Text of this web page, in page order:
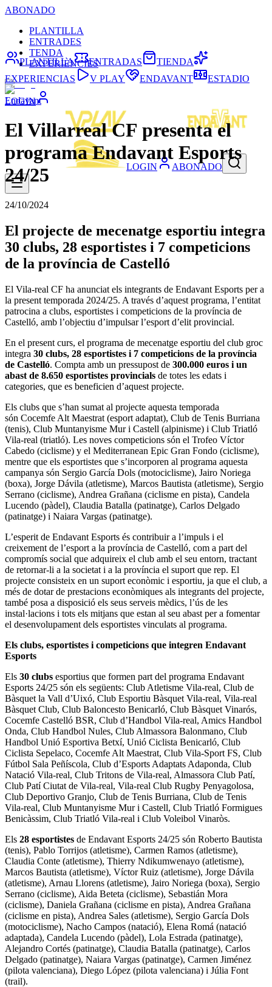
ABONADO
PLANTILLA
ENTRADES
TENDA
EXPERIÈNCIES
LOGIN
LOGIN ABONADO
PLANTILLA ENTRADAS
TIENDA
EXPERIENCIAS
V PLAY ENDAVANT ESTADIO
Endavant
El Villarreal CF presenta el
programa Endavant Esports
24/25
24/10/2024
El projecte de mecenatge esportiu integra
30 clubs, 28 esportistes i 7 competicions
de la província de Castelló
El Vila-real CF ha anunciat els integrants de Endavant Esports per a
la present temporada 2024/25. A través d’aquest programa, l’entitat
patrocina a clubs, esportistes i competicions de la província de
Castelló, amb l’objectiu d’impulsar l’esport d’elit provincial.
En el present curs, el programa de mecenatge esportiu del club groc
integra 30 clubs, 28 esportistes i 7 competicions de la província
de Castelló. Compta amb un pressupost de 300.000 euros i un
abast de 8.650 esportistes provincials de totes les edats i
categories, que es beneficien d’aquest projecte.
Els clubs que s’han sumat al projecte aquesta temporada
són Cocemfe Alt Maestrat (esport adaptat), Club de Tenis Burriana
(tenis), Club Muntanyisme Mur i Castell (alpinisme) i Club Triatló
Vila-real (triatló). Les noves competicions són el Trofeo Víctor
Cabedo (ciclisme) y el Mediterranean Epic Gran Fondo (ciclisme),
mentre que els esportistes que s’incorporen al programa aquesta
campanya són Sergio García Dols (motociclisme), Jairo Noriega
(boxa), Jorge Dávila (atletisme), Marcos Bautista (atletisme), Sergio
Serrano (ciclisme), Andrea Grañana (ciclisme en pista), Candela
Lucendo (pàdel), Claudia Batalla (patinatge), Carlos Delgado
(patinatge) i Naiara Vargas (patinatge).
L’esperit de Endavant Esports és contribuir a l’impuls i el
creixement de l’esport a la província de Castelló, com a part del
compromís social que adquireix el club amb el seu entorn, tractant
de retornar-li a la societat i a la província el suport que rep. El
projecte consisteix en un suport econòmic i esportiu, ja que el club, a
més de dotar de prestacions econòmiques als integrants del projecte,
també posa a disposició els seus serveis mèdics, l’ús de les
instal·lacions i tots els mitjans que estan al seu abast per a fomentar
el desenvolupament dels esportistes vinculats al programa.
Els clubs, esportistes i competicions que integren Endavant
Esports
Els 30 clubs esportius que formen part del programa Endavant
Esports 24/25 són els següents: Club Atletisme Vila-real, Club de
Bàsquet la Vall d’Uixó, Club Esportiu Bàsquet Vila-real, Vila-real
Bàsquet Club, Club Baloncesto Benicarló, Club Bàsquet Vinarós,
Cocemfe Castelló BSR, Club d’Handbol Vila-real, Amics Handbol
Onda, Club Handbol Nules, Club Almassora Balonmano, Club
Handbol Unió Esportiva Betxí, Unió Ciclista Benicarló, Club
Ciclista Sepelaco, Cocemfe Alt Maestrat, Club Vila-Sport FS, Club
Fútbol Sala Peñíscola, Club d’Esports Adaptats Adaponda, Club
Natació Vila-real, Club Tritons de Vila-real, Almassora Club Patí,
Club Patí Ciutat de Vila-real, Vila-real Club Rugby Penyagolosa,
Club Deportivo Granjo, Club de Tenis Burriana, Club de Tenis
Vila-real, Club Muntanyisme Mur i Castell, Club Triatló Formigues
Benicàssim, Club Triatló Vila-real i Club Voleibol Vinaròs.
Els 28 esportistes de Endavant Esports 24/25 són Roberto Bautista
(tenis), Pablo Torrijos (atletisme), Carmen Ramos (atletisme),
Claudia Conte (atletisme), Thierry Ndikumwenayo (atletisme),
Marcos Bautista (atletisme), Víctor Ruiz (atletisme), Jorge Dávila
(atletisme), Arnau Llorens (atletisme), Jairo Noriega (boxa), Sergio
Serrano (ciclisme), Aida Beteta (ciclisme), Sebastián Mora
(ciclisme), Daniela Grañana (ciclisme en pista), Andrea Grañana
(ciclisme en pista), Andrea Sales (atletisme), Sergio García Dols
(motociclisme), Nacho Campos (natació), Elena Romá (natació
adaptada), Candela Lucendo (pàdel), Lola Estrada (patinatge),
Alejandro Cortés (patinatge), Claudia Batalla (patinatge), Carlos
Delgado (patinatge), Naiara Vargas (patinatge), Carmen Jiménez
(pilota valenciana), Diego López (pilota valenciana) i Júlia Font
(trail).